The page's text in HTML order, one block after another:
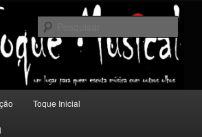
música com outros olhos.
Toque Inicial